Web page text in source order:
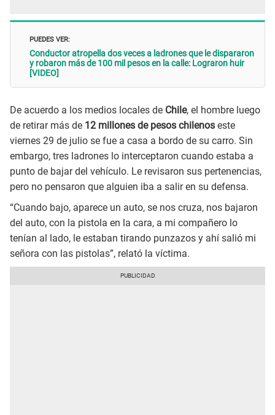
PUEDES VER:
Conductor atropella dos veces a ladrones que le dispararon
y robaron más de 100 mil pesos en la calle: Lograron huir
[VIDEO]
De acuerdo a los medios locales de Chile, el hombre luego
de retirar más de 12 millones de pesos chilenos este
viernes 29 de julio se fue a casa a bordo de su carro. Sin
embargo, tres ladrones lo interceptaron cuando estaba a
punto de bajar del vehículo. Le revisaron sus pertenencias,
pero no pensaron que alguien iba a salir en su defensa.
“Cuando bajo, aparece un auto, se nos cruza, nos bajaron
del auto, con la pistola en la cara, a mi compañero lo
tenían al lado, le estaban tirando punzazos y ahí salió mi
señora con las pistolas”, relató la víctima.